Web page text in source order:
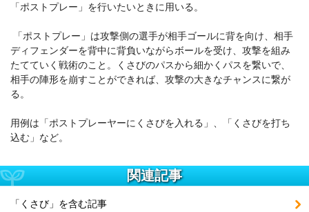
「ポストプレー」を行いたいときに用いる。
「ポストプレー」は攻撃側の選手が相手ゴールに背を向け、相手
ディフェンダーを背中に背負いながらボールを受け、攻撃を組み
たてていく戦術のこと。くさびのパスから細かくパスを繋いで、
相手の陣形を崩すことができれば、攻撃の大きなチャンスに繋が
る。
用例は「ポストプレーヤーにくさびを入れる」、「くさびを打ち
込む」など。
関連記事
「くさび」を含む記事